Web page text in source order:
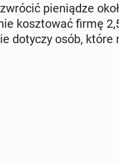
pie­nią­dze
kosz­to­wać firmę
dotyczy osób, które